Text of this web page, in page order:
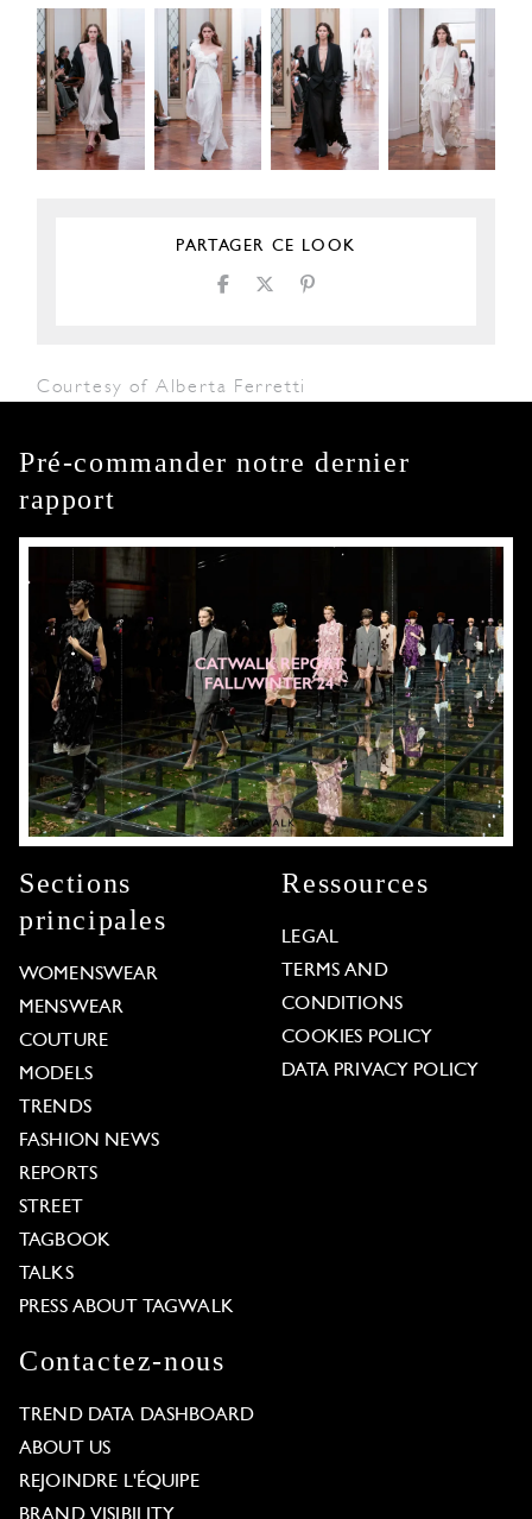
PARTAGER CE LOOK
Courtesy of Alberta Ferretti
Pré-commander notre dernier
rapport
Sections
principales
WOMENSWEAR
MENSWEAR
COUTURE
MODELS
TRENDS
FASHION NEWS
REPORTS
STREET
TAGBOOK
TALKS
PRESS ABOUT TAGWALK
Ressources
LEGAL
TERMS AND
CONDITIONS
COOKIES POLICY
DATA PRIVACY POLICY
Contactez-nous
TREND DATA DASHBOARD
ABOUT US
REJOINDRE L'ÉQUIPE
BRAND VISIBILITY